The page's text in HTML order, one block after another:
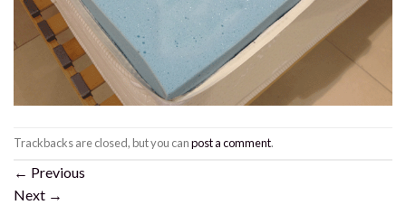
Trackbacks are closed, but you canpost a comment.
← Previous
Next →